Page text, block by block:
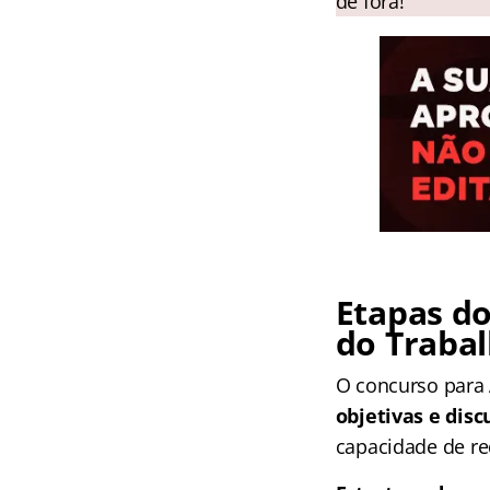
Etapas
do
O concurso para
objetivas e
capacidade de